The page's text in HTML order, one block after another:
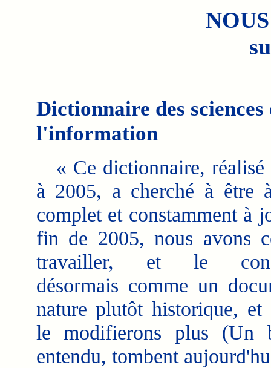
Dictionnaire des
l'information
« Ce dictionnaire, réalisé
à 2005, a cherché à être
complet et constamment à
fin de 2005, nous avons
travailler, et le
désormais comme un
nature plutôt historique, et
le modifierons plus (Un
entendu, tombent